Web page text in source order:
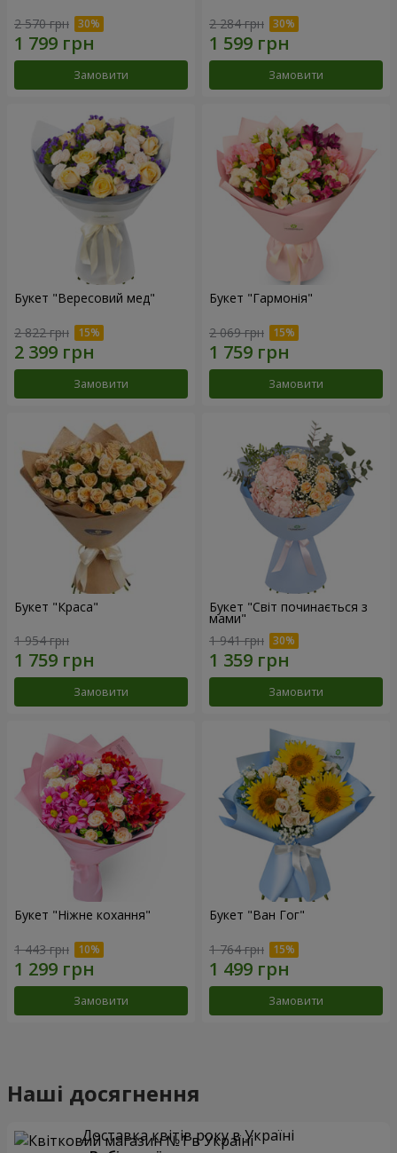
2 570 грн
Замовити
2 284 грн
Замовити
Букет "Вересовий мед"
2 822 грн
Замовити
Букет "Гармонія"
2 069 грн
Замовити
Букет "Краса"
1 954 грн
Замовити
Букет "Світ починається з
мами"
1 941 грн
Замовити
Букет "Ніжне кохання"
1 443 грн
Замовити
Букет "Ван Гог"
1 764 грн
Замовити
Наші досягнення
Доставка квітів року в Україні